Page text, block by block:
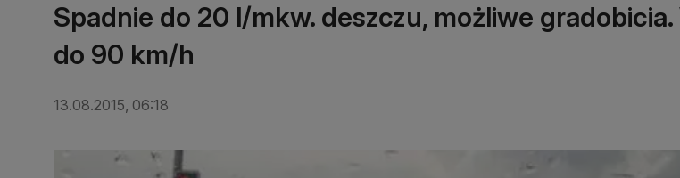
Spadnie do 20 l/mkw. deszczu, możliwe
do 90 km/h
13.08.2015, 06:18